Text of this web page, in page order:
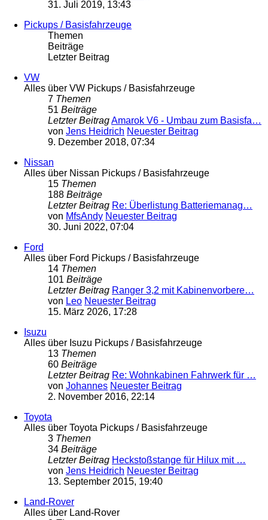
31. Juli 2019, 13:43
Pickups / Basisfahrzeuge
Themen
Beiträge
Letzter Beitrag
VW
Alles über VW Pickups / Basisfahrzeuge
7 Themen
51 Beiträge
Letzter BeitragAmarok V6 - Umbau zum Basisfa…
von Jens Heidrich Neuester Beitrag
9. Dezember 2018, 07:34
Nissan
Alles über Nissan Pickups / Basisfahrzeuge
15 Themen
188 Beiträge
Letzter Beitrag Re: Überlistung Batteriemanag…
von MfsAndy Neuester Beitrag
30. Juni 2022, 07:04
Ford
Alles über Ford Pickups / Basisfahrzeuge
14 Themen
101 Beiträge
Letzter Beitrag Ranger 3,2 mit Kabinenvorbere…
von Leo Neuester Beitrag
15. März 2026, 17:28
Isuzu
Alles über Isuzu Pickups / Basisfahrzeuge
13 Themen
60 Beiträge
Letzter Beitrag Re: Wohnkabinen Fahrwerk für …
von Johannes Neuester Beitrag
2. November 2016, 22:14
Toyota
Alles über Toyota Pickups / Basisfahrzeuge
3 Themen
34 Beiträge
Letzter Beitrag Heckstoßstange für Hilux mit …
von Jens Heidrich Neuester Beitrag
13. September 2015, 19:40
Land-Rover
Alles über Land-Rover